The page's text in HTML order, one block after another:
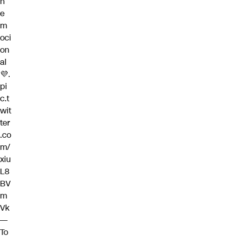
e
m
oci
on
al
💜.
pi
c.t
wit
ter
.co
m/
xiu
L8
BV
m
Vk
—
To